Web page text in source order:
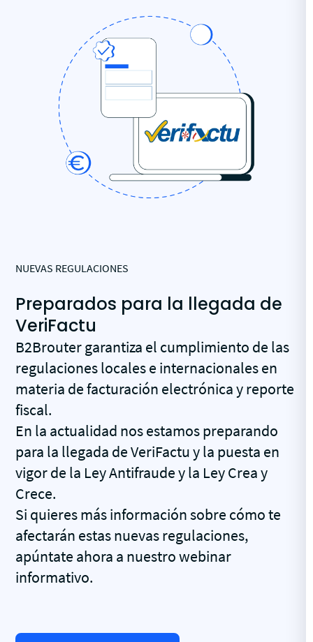
NUEVAS REGULACIONES
Preparados para la llegada de
VeriFactu
B2Brouter garantiza el cumplimiento de las
regulaciones locales e internacionales en
materia de facturación electrónica y reporte
fiscal.
En la actualidad nos estamos preparando
para la llegada de VeriFactu y la puesta en
vigor de la Ley Antifraude y la Ley Crea y
Crece.
Si quieres más información sobre cómo te
afectarán estas nuevas regulaciones,
apúntate ahora a nuestro webinar
informativo.